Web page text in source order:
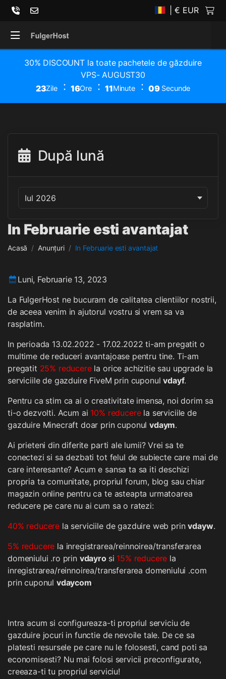
| € EUR
30% DISCOUNT la toate pachetele de găzduire
VPS- AUGUST30
23Zile 16Ore 11Minute 09 Secunde
După lună
In Februarie esti avantajat
Acasă Anunțuri In Februarie esti avantajat
Luni, Februarie 13, 2023
La FulgerHost ne bucuram de calitatea clientiilor nostrii,
de aceea venim in ajutorul vostru si vrem sa va
rasplatim.
In perioada 13.02.2022 - 17.02.2022 ti-am pregatit o
multime de reduceri avantajoase pentru tine. Ti-am
pregatit 25% reducerela orice achizitie sau upgrade la
serviciile de gazduire FiveM prin cuponulvdayf.
Pentru ca stim ca ai o creativitate imensa, noi dorim sa
ti-o dezvolti. Acum ai 10% reducerela serviciile de
gazduire Minecraft doar prin cuponulvdaym.
Ai prieteni din diferite parti ale lumii? Vrei sa te
conectezi si sa dezbati tot felul de subiecte care mai de
care interesante? Acum e sansa ta sa iti deschizi
propria ta comunitate, propriul forum, blog sau chiar
magazin online pentru ca te asteapta urmatoarea
reducere pe care nu ai cum sa o ratezi:
40% reducere la serviciile de gazduire web prinvdayw.
5% reducere la inregistrarea/reinnoirea/transferarea
domeniului .ro prin vdayro si 15% reducere la
inregistrarea/reinnoirea/transferarea domeniului .com
prin cuponul vdaycom.
Intra acum si configureaza-ti propriul serviciu de
gazduire jocuri in functie de nevoile tale. De ce sa
platesti resursele pe care nu le folosesti, cand poti sa
economisesti? Nu mai folosi servicii preconfigurate,
creeaza-ti tu propriul serviciu!